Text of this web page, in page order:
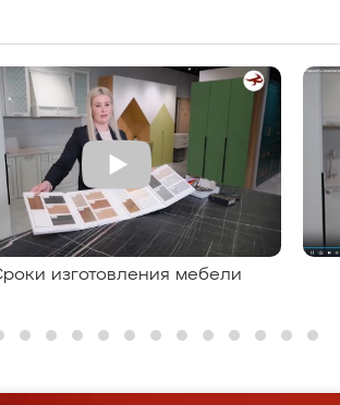
изготовления мебели